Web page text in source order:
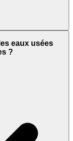
eaux usées
?